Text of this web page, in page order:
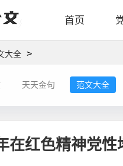
首页
大全 >
天天金句 范文大全
在红色精神党